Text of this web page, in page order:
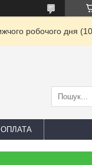
робочого дня